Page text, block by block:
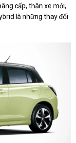
cấp, thân xe mới,
là những thay đổi